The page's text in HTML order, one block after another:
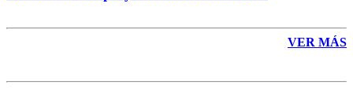
VER MÁS